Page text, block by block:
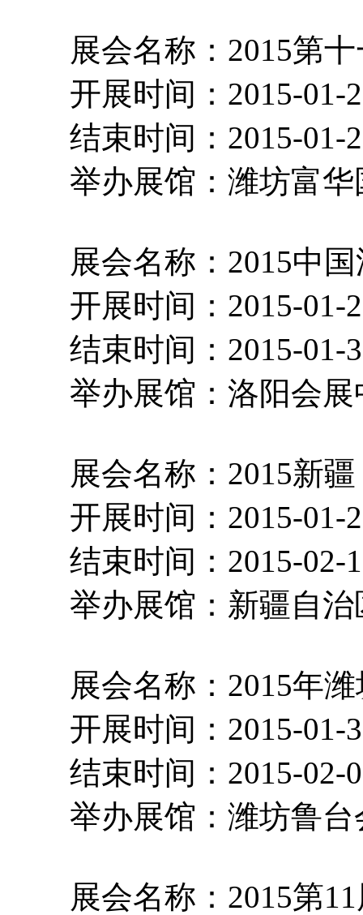
展会名称：2015第十
开展时间：2015-
结束时间：2015-
举办展馆：潍坊富
展会名称：2015中国
开展时间：2015-
结束时间：2015-
举办展馆：洛阳
展会名称：2015新疆
开展时间：2015-
结束时间：2015-
举办展馆：新疆
展会名称：2015年潍
开展时间：2015-
结束时间：2015-
举办展馆：潍坊鲁
展会名称：2015第11